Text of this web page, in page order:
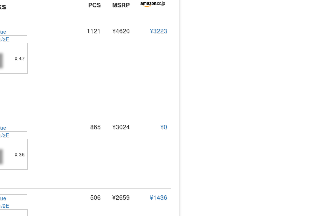
PCS MSRP
2E
x 47
1121 ¥4620 ¥3223
2E
x 36
865 ¥3024 ¥0
2E
506 ¥2659 ¥1436